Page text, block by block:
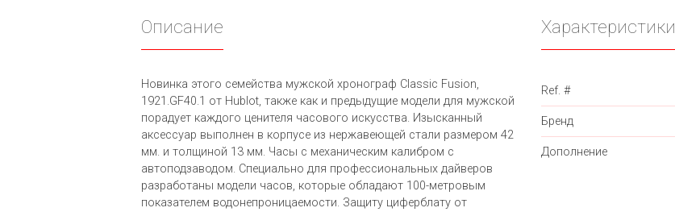
Описание
Новинка этого семейства мужской хронограф Classic Fusion,
1921.GF40.1 от Hublot, также как и предыдущие модели для мужской
порадует каждого ценителя часового искусства. Изысканный
аксессуар выполнен в корпусе из нержавеющей стали размером 42
мм. и толщиной 13 мм. Часы с механическим калибром с
автоподзаводом. Специально для профессиональных дайверов
разработаны модели часов, которые обладают 100-метровым
показателем водонепроницаемости. Защиту циферблату от
Характеристики
Ref. #
Бренд
Дополнение